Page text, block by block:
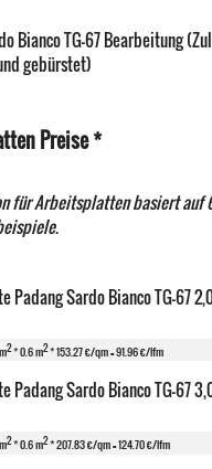
Bianco TG-67 Bearbeitung
gebürstet)
Preise *
für Arbeitsplatten basiert auf
Padang Sardo Bianco TG-67
2* 0.6 m2* 153.27 €/qm = 91.96 €/lfm
Padang Sardo Bianco TG-67
2* 0.6 m2* 207.83 €/qm = 124.70 €/lfm